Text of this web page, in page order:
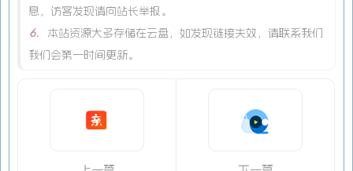
息，访客发现请向站长举报。
6.
本站资源大多存储在云盘，如发现链接失效，请联系我们
我们会第一时间更新。